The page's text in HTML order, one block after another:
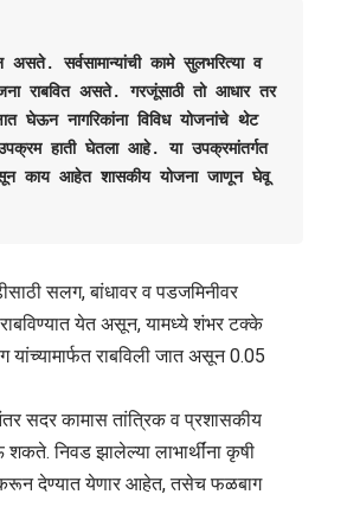
सर्वसामान्यांची कामे सुलभरित्या व
राबवित असते. गरजूंसाठी तो आधार तर
घेऊन नागरिकांना विविध योजनांचे थेट
हाती घेतला आहे. या उपक्रमांतर्गत
असून काय आहेत शासकीय योजना जाणून घेवू
सलग, बांधावर व पडजमिनीवर
राबविण्यात येत असून, यामध्ये शंभर टक्के
यांच्यामार्फत राबविली जात असून 0.05
सदर कामास तांत्रिक व प्रशासकीय
निवड झालेल्या लाभार्थींना कृषी
करून देण्यात येणार आहेत, तसेच फळबाग